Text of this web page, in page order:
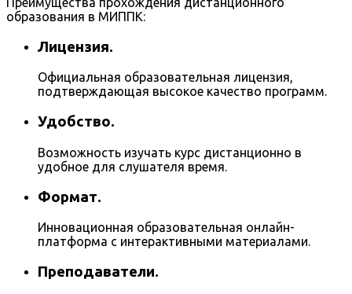
образования в МИППК:
Лицензия.
Официальная образовательная лицензия,
подтверждающая высокое качество программ.
Удобство.
Возможность изучать курс дистанционно в
удобное для слушателя время.
Формат.
Инновационная образовательная онлайн-
платформа с интерактивными материалами.
Преподаватели.